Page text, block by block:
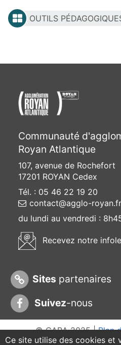
OUTILS
Communauté
Royan Atlantique
107, avenue de Rochefort
17201 ROYAN Cedex
Tél. : 05 46 22 19 20
contact@agglo-royan.fr
du lundi au vendredi :
Recevez notre
Sites partenaires
Suivez-nous
© CARA 2025 |Plan
Mentions légales|
Ce site utilise des cookies et